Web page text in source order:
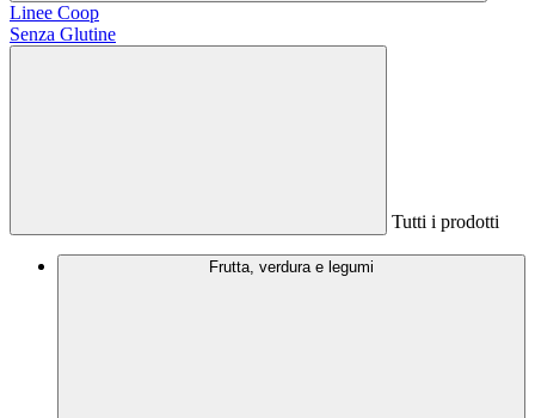
Linee Coop
Senza Glutine
Tutti i prodotti
Frutta, verdura e legumi